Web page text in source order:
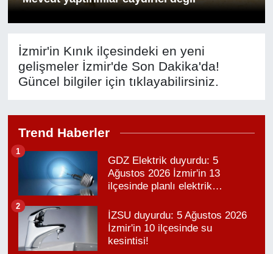
İzmir'in Kınık ilçesindeki en yeni
gelişmeler İzmir'de Son Dakika'da!
Güncel bilgiler için tıklayabilirsiniz.
Trend Haberler
GDZ Elektrik duyurdu: 5
Ağustos 2026 İzmir'in 13
ilçesinde planlı elektrik
1
İZSU duyurdu: 5 Ağustos 2026
İzmir'in 10 ilçesinde su
kesintisi!
2
RESMİ REKLAM